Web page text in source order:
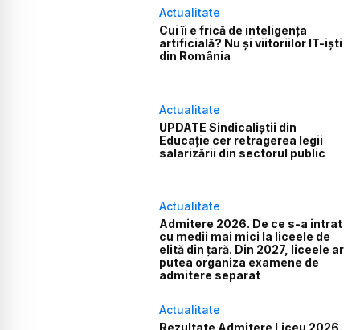
Actualitate
Cui îi e frică de inteligența
artificială? Nu și viitoriilor IT-iști
din România
Actualitate
UPDATE Sindicaliștii din
Educație cer retragerea legii
salarizării din sectorul public
Actualitate
Admitere 2026. De ce s-a intrat
cu medii mai mici la liceele de
elită din țară. Din 2027, liceele ar
putea organiza examene de
admitere separat
Actualitate
Rezultate Admitere Liceu 2026.